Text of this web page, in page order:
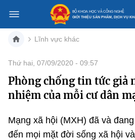
BỘ KHOA HỌC VÀ CÔNG NGHỆ
GIỚI THIỆU SẢN PHẨM, DỊCH VỤ
Danh mục
Trang chủ
Khoa học và công nghệ
Lĩnh vực khác
Thứ hai, 07/09/2020 - 09:57
Phòng chống tin tức giả
nhiệm của mỗi cư dân
Mạng xã hội (MXH) đã và
đến mọi mặt đời sống xã hội